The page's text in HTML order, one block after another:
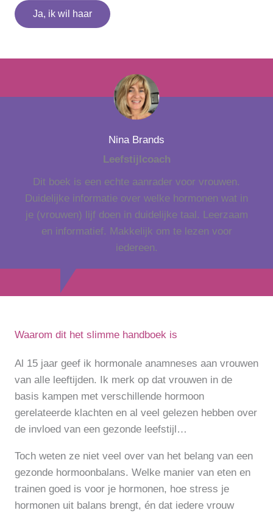
Ja, ik wil haar
Nina Brands
Leefstijlcoach
Dit boek is een echte aanrader voor vrouwen.
Duidelijke informatie over welke hormonen wat in
je (vrouwen) lijf doen in duidelijke taal. Leerzaam
en informatief. Makkelijk om te lezen voor
iedereen.
Waarom dit het slimme handboek is
Al 15 jaar geef ik hormonale anamneses aan vrouwen
van alle leeftijden. Ik merk op dat vrouwen in de
basis kampen met verschillende hormoon
gerelateerde klachten en al veel gelezen hebben over
de invloed van een gezonde leefstijl…
Toch weten ze niet veel over van het belang van een
gezonde hormoonbalans. Welke manier van eten en
trainen goed is voor je hormonen, hoe stress je
hormonen uit balans brengt, én dat iedere vrouw